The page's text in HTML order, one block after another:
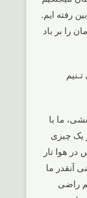
رفته ایم.
را بر باد
تـنیم
ما با
یک چیزی
هوا تار
آنقدر ما
راضی